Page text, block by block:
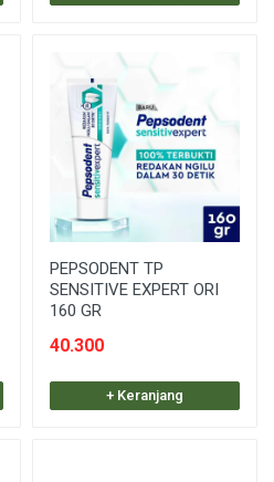
PEPSODENT TP
SENSITIVE EXPERT ORI
160 GR
40.300
+ Keranjang